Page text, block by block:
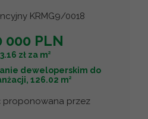
KRMG9/0018
000 PLN
zł za m2
deweloperskim do
126.02 m2
proponowana przez